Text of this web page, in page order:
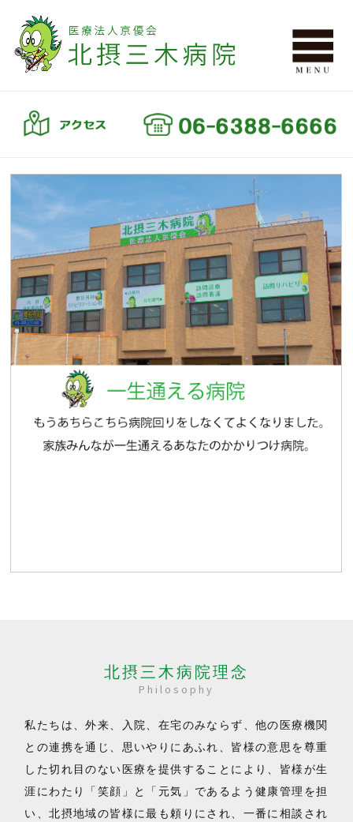
北摂三木病院理念
Philosophy
私たちは、外来、入院、在宅のみならず、他の医療機関
との連携を通じ、思いやりにあふれ、皆様の意思を尊重
した切れ目のない医療を提供することにより、皆様が生
涯にわたり「笑顔」と「元気」であるよう健康管理を担
い、北摂地域の皆様に最も頼りにされ、一番に相談され